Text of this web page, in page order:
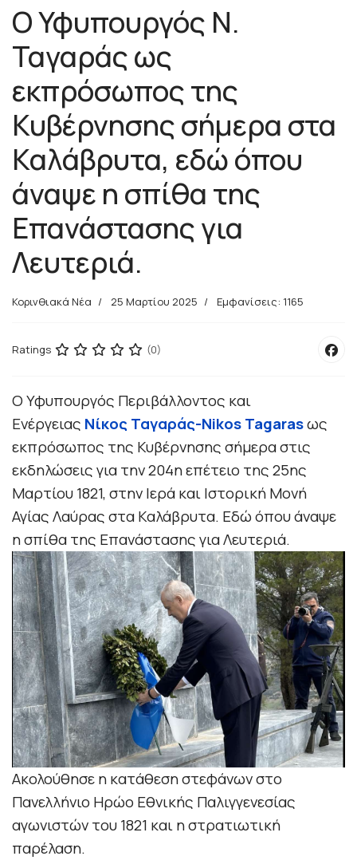
Ο Υφυπουργός Ν.
Ταγαράς ως
εκπρόσωπος της
Κυβέρνησης σήμερα στα
Καλάβρυτα, εδώ όπου
άναψε η σπίθα της
Επανάστασης για
Λευτεριά.
Κορινθιακά Νέα 25 Μαρτίου 2025 Εμφανίσεις: 1165
Ratings (0)
Ο Υφυπουργός Περιβάλλοντος και
Ενέργειας Νίκος Ταγαράς-Nikos Tagarasως
εκπρόσωπος της Κυβέρνησης σήμερα στις
εκδηλώσεις για την 204η επέτειο της 25ης
Μαρτίου 1821, στην Ιερά και Ιστορική Μονή
Αγίας Λαύρας στα Καλάβρυτα. Εδώ όπου άναψε
η σπίθα της Επανάστασης για Λευτεριά.
Ακολούθησε η κατάθεση στεφάνων στο
Πανελλήνιο Ηρώο Εθνικής Παλιγγενεσίας
αγωνιστών του 1821 και η στρατιωτική
παρέλαση.